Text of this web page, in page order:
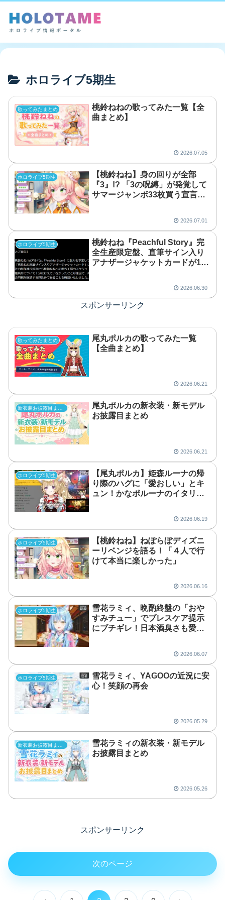
ホロライブ5期生
歌ってみたまとめ
桃鈴ねねの歌ってみた一覧【全
曲まとめ】
2026.07.05
ホロライブ5期生
【桃鈴ねね】身の回りが全部
『3』!? 「3の呪縛」が発覚して
サマージャンボ33枚買う宣言ま
2026.07.01
ホロライブ5期生
桃鈴ねね『Peachful Story』完
全生産限定盤、直筆サイン入り
アナザージャケットカードが10
2026.06.30
スポンサーリンク
歌ってみたまとめ
尾丸ポルカの歌ってみた一覧
【全曲まとめ】
2026.06.21
尾丸ポルカの新衣装・新モデル
お披露目まとめ
2026.06.21
ホロライブ5期生
【尾丸ポルカ】姫森ルーナの帰
り際のハグに「愛おしい」とキ
ュン！かなポルーナのイタリア
2026.06.19
ホロライブ5期生
【桃鈴ねね】ねぽらぼディズニ
ーリベンジを語る！「４人で行
けて本当に楽しかった」
2026.06.16
ホロライブ5期生
雪花ラミィ、晩酌終盤の「おや
すみチュー」でブレスケア提示
にブチギレ！日本酒臭さも愛せ
2026.06.07
ホロライブ5期生
雪花ラミィ、YAGOOの近況に安
心！笑顔の再会
2026.05.29
新衣装お披露目まとめ
雪花ラミィの新衣装・新モデル
お披露目まとめ
2026.05.26
スポンサーリンク
次のページ